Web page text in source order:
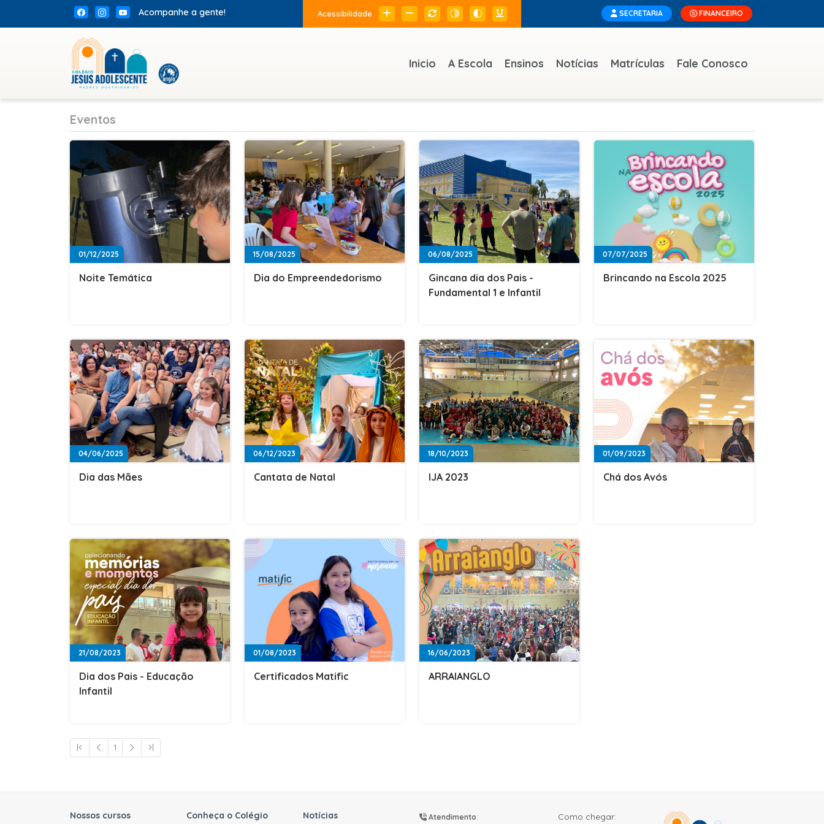
Acompanhe a gente! Acessibilidade SECRETARIA FINANCEIRO
Inicio A Escola Ensinos Notícias Matrículas Fale Conosco
Eventos
01/12/2025
Noite Temática
15/08/2025
Dia do Empreendedorismo
06/08/2025
Gincana dia dos Pais -
Fundamental 1 e Infantil
07/07/2025
Brincando na Escola 2025
04/06/2025
Dia das Mães
06/12/2023
Cantata de Natal
18/10/2023
IJA 2023
01/09/2023
Chá dos Avós
21/08/2023
Dia dos Pais - Educação
Infantil
01/08/2023
Certificados Matific
16/06/2023
ARRAIANGLO
1
Nossos cursos Conheça o Colégio Notícias Atendimento: Como chegar: